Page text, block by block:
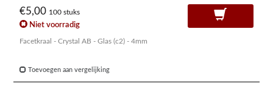
€5,00 100 stuks
Niet voorradig
Facetkraal - Crystal AB - Glas (c2) - 4mm
Toevoegen aan vergelijking